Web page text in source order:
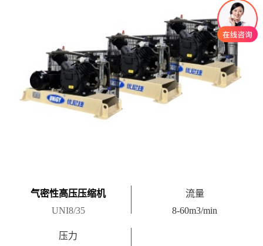
气密性高压压缩机
UNI8/35
流量
8-60m3/min
压力